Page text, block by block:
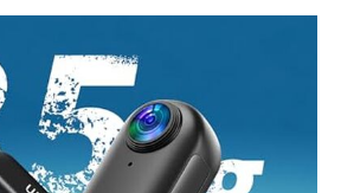
l'enregistrement en un
clic – idéal pour les
déplacements. La
batterie intégrée dure 1–2
heures, et vous pouvez
continuer à filmer